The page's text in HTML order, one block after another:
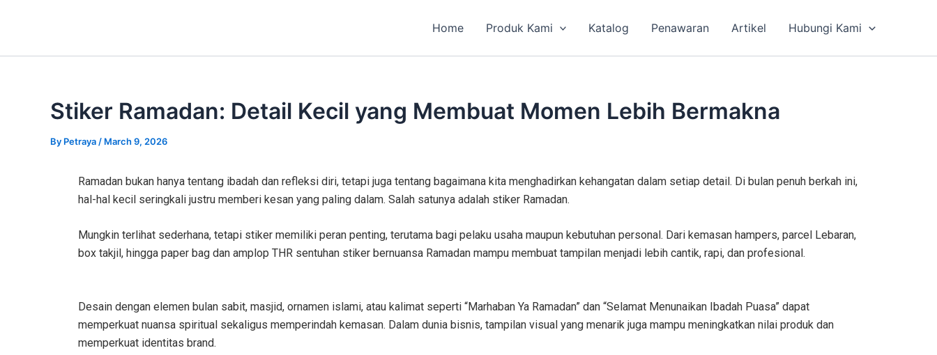
Home Produk Kami Katalog Penawaran Artikel Hubungi Kami
Stiker Ramadan: Detail Kecil yang Membuat Momen Lebih Bermakna
By Petraya / March 9, 2026
Ramadan bukan hanya tentang ibadah dan refleksi diri, tetapi juga tentang bagaimana kita menghadirkan kehangatan dalam setiap detail. Di bulan penuh berkah ini,
hal-hal kecil seringkali justru memberi kesan yang paling dalam. Salah satunya adalah stiker Ramadan.
Mungkin terlihat sederhana, tetapi stiker memiliki peran penting, terutama bagi pelaku usaha maupun kebutuhan personal. Dari kemasan hampers, parcel Lebaran,
box takjil, hingga paper bag dan amplop THR sentuhan stiker bernuansa Ramadan mampu membuat tampilan menjadi lebih cantik, rapi, dan profesional.
Desain dengan elemen bulan sabit, masjid, ornamen islami, atau kalimat seperti “Marhaban Ya Ramadan” dan “Selamat Menunaikan Ibadah Puasa” dapat
memperkuat nuansa spiritual sekaligus memperindah kemasan. Dalam dunia bisnis, tampilan visual yang menarik juga mampu meningkatkan nilai produk dan
memperkuat identitas brand.